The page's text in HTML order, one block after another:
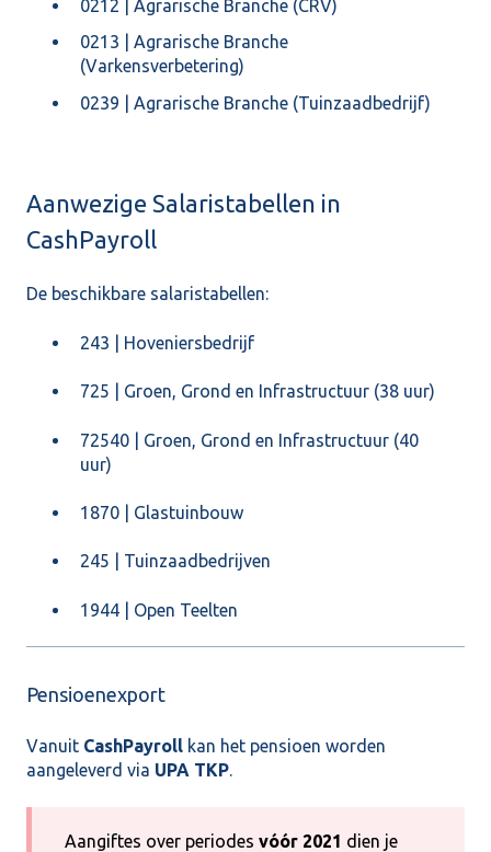
0212 | Agrarische Branche (CRV)
0213 | Agrarische Branche
(Varkensverbetering)
0239 | Agrarische Branche (Tuinzaadbedrijf)
Aanwezige Salaristabellen in
CashPayroll
De beschikbare salaristabellen:
243 | Hoveniersbedrijf
725 | Groen, Grond en Infrastructuur (38 uur)
72540 | Groen, Grond en Infrastructuur (40
uur)
1870 | Glastuinbouw
245 | Tuinzaadbedrijven
1944 | Open Teelten
Pensioenexport
Vanuit CashPayroll kan het pensioen worden
aangeleverd via UPA TKP.
Aangiftes over periodes vóór 2021 dien je